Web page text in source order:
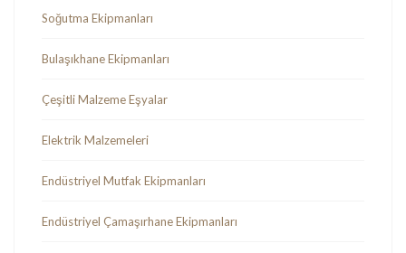
Soğutma Ekipmanları
Bulaşıkhane Ekipmanları
Çeşitli Malzeme Eşyalar
Elektrik Malzemeleri
Endüstriyel Mutfak Ekipmanları
Endüstriyel Çamaşırhane Ekipmanları